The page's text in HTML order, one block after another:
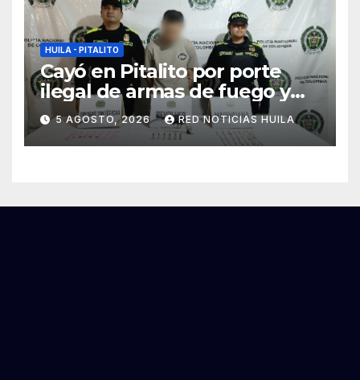
HUILA - PITALITO
Cayó en Pitalito por porte
ilegal de armas de fuego y
tráfico de estupefacientes
5 AGOSTO, 2026 RED NOTICIAS HUILA